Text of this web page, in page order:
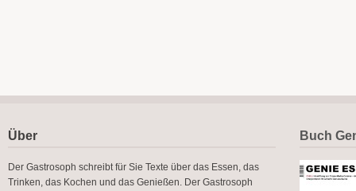
Über
Der Gastrosoph schreibt für Sie Texte über das Essen, das
Trinken, das Kochen und das Genießen. Der Gastrosoph
Buch